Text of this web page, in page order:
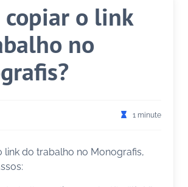
copiar o link
no
1 minute
link do trabalho no Monografis,